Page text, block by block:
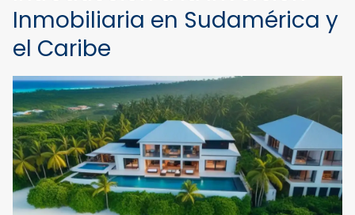
Inmobiliaria en Sudamérica y
el Caribe